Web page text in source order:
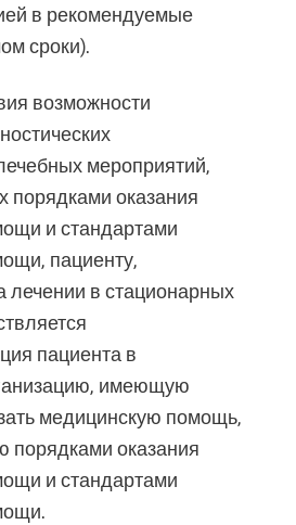
в рекомендуемые
сроки).
возможности
мероприятий,
порядками оказания
и стандартами
пациенту,
лечении в стационарных
пациента в
имеющую
медицинскую помощь,
порядками оказания
и стандартами